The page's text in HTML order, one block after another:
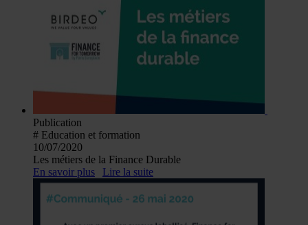
Publication
# Education et formation
10/07/2020
Les métiers de la Finance Durable
En savoir plus
Lire la suite